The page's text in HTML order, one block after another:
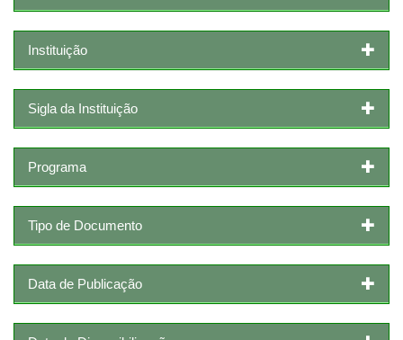
Instituição
Sigla da Instituição
Programa
Tipo de Documento
Data de Publicação